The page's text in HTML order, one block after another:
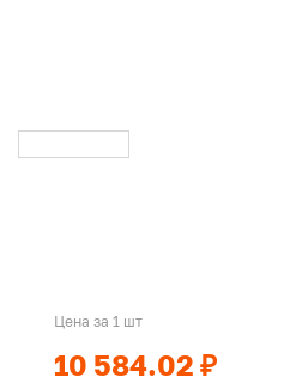
Цена за 1 шт
10 584.02 ₽